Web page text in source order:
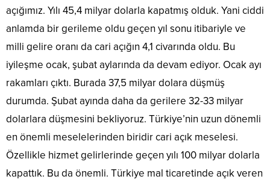
açığımız. Yılı 45,4 milyar dolarla kapatmış olduk. Yani ciddi
anlamda bir gerileme oldu geçen yıl sonu itibariyle ve
milli gelire oranı da cari açığın 4,1 civarında oldu. Bu
iyileşme ocak, şubat aylarında da devam ediyor. Ocak ayı
rakamları çıktı. Burada 37,5 milyar dolara düşmüş
durumda. Şubat ayında daha da gerilere 32-33 milyar
dolarlara düşmesini bekliyoruz. Türkiye’nin uzun dönemli
en önemli meselelerinden biridir cari açık meselesi.
Özellikle hizmet gelirlerinde geçen yılı 100 milyar dolarla
kapattık. Bu da önemli. Türkiye mal ticaretinde açık veren